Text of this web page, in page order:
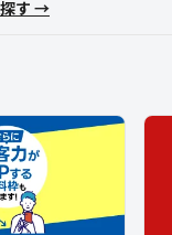
探す →